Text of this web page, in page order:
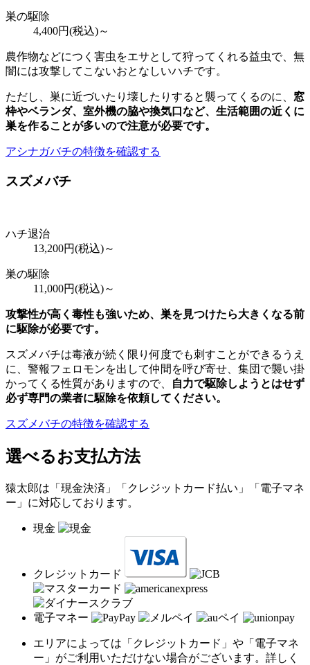
巣の駆除
4,400円(税込)～
農作物などにつく害虫をエサとして狩ってくれる益虫で、無
闇には攻撃してこないおとなしいハチです。
ただし、巣に近づいたり壊したりすると襲ってくるのに、 窓
枠やベランダ、室外機の脇や換気口など、 生活範囲の近くに
巣を作ることが多いので注意が必要です。
アシナガバチの特徴を確認する
スズメバチ
ハチ退治
13,200円(税込)～
巣の駆除
11,000円(税込)～
攻撃性が高く毒性も強いため、巣を見つけたら大きくなる前
に駆除が必要です。
スズメバチは毒液が続く限り何度でも刺すことができるうえ
に、警報フェロモンを出して仲間を呼び寄せ、集団で襲い掛
かってくる性質がありますので、
自力で駆除しようとはせず
必ず専門の業者に駆除を依頼してください。
スズメバチの特徴を確認する
選べるお支払方法
猿太郎は「現金決済」「クレジットカード払い」「電子マネ
ー」に対応しております。
現金
クレジットカード
電子マネー
エリアによっては「クレジットカード」や「電子マネ
ー」がご利用いただけない場合がございます。詳しく